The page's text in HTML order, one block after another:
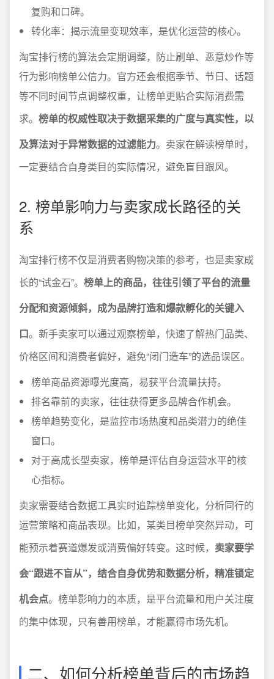
复购和口碑。
转化率：揭示流量变现效率，是优化运营的核心。
淘宝排行榜的算法会定期调整，防止刷单、恶意炒作等
行为影响榜单公信力。官方还会根据季节、节日、话题
等不同时间节点调整权重，让榜单更贴合实际消费需
求。 榜单的权威性取决于数据采集的广度与真实性，以
及算法对于异常数据的过滤能力。卖家在解读榜单时，
一定要结合自身类目的实际情况，避免盲目跟风。
2. 榜单影响力与卖家成长路径的关
系
淘宝排行榜不仅是消费者购物决策的参考，也是卖家成
长的“试金石”。 榜单上的商品，往往引领了平台的流量
分配和资源倾斜，成为品牌打造和爆款孵化的关键入
口。新手卖家可以通过观察榜单，快速了解热门品类、
价格区间和消费者偏好，避免“闭门造车”的选品误区。
榜单商品资源曝光度高，易获平台流量扶持。
排名靠前的卖家，往往获得更多品牌合作机会。
榜单趋势变化，是监控市场热度和品类潜力的绝佳
窗口。
对于高成长型卖家，榜单是评估自身运营水平的核
心指标。
卖家需要结合数据工具实时追踪榜单变化，分析同行的
运营策略和商品表现。比如，某类目榜单突然异动，可
能预示着赛道爆发或消费偏好转变。这时候， 卖家要学
会“跟进不盲从”，结合自身优势和数据分析，精准锁定
机会点。榜单影响力的本质，是平台流量和用户关注度
的集中体现，只有善用榜单，才能赢得市场先机。
二、如何分析榜单背后的市场趋